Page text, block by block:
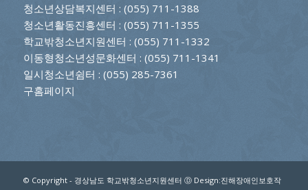
청소년상담복지센터 : (055) 711-1388
청소년활동진흥센터 : (055) 711-1355
학교밖청소년지원센터 : (055) 711-1332
이동형청소년성문화센터 : (055) 711-1341
일시청소년쉼터 : (055) 285-7361
구홈페이지
© Copyright - 경상남도 학교밖청소년지원센터 Ⓓ Design:진해장애인보호작